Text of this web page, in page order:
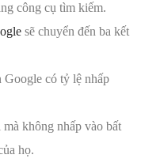
công cụ tìm kiếm.
sẽ chuyển đến ba kết
Google có tỷ lệ nhấp
không nhấp vào bất
họ.